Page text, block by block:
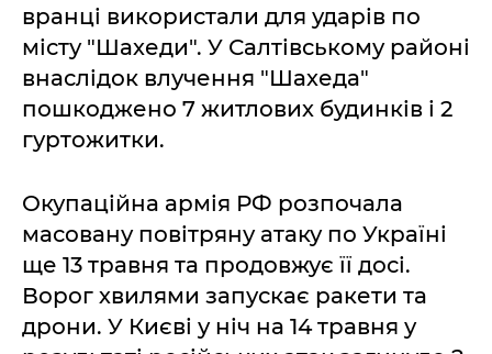
вранці використали для ударів по
місту "Шахеди". У Салтівському районі
внаслідок влучення "Шахеда"
пошкоджено 7 житлових будинків і 2
гуртожитки.
Окупаційна армія РФ розпочала
масовану повітряну атаку по Україні
ще 13 травня та продовжує її досі.
Ворог хвилями запускає ракети та
дрони. У Києві у ніч на 14 травня у